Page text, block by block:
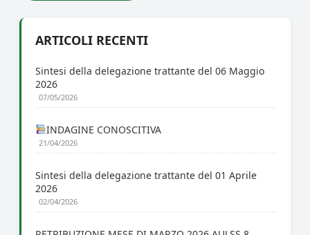
ARTICOLI RECENTI
Sintesi della delegazione trattante del 06 Maggio
2026
07/05/2026
INDAGINE CONOSCITIVA
21/04/2026
Sintesi della delegazione trattante del 01 Aprile
2026
02/04/2026